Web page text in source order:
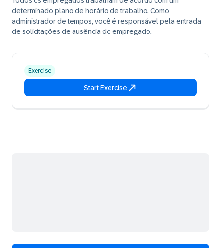
determinado plano de horário de trabalho. Como
administrador de tempos, você é responsável pela entrada
de solicitações de ausência do empregado.
Exercise
Start Exercise